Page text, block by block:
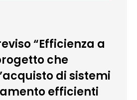
“Efficienza a
che
di sistemi
efficienti